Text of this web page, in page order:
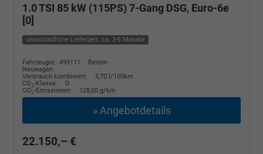
1.0 TSI 85 kW (115PS) 7-Gang DSG, Euro-6e
[0]
unverbindliche Lieferzeit: ca. 3-6 Monate
Fahrzeugnr.: 499111
Benzin
Neuwagen
Verbrauch kombiniert:
5,70 l/100km
CO2-Klasse:
D
CO2-Emissionen: 128,00 g/km
» Angebotdetails
22.150,– €